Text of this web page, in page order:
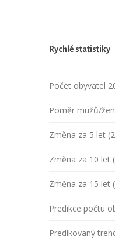
Rychlé statistiky
Počet obyvatel
Poměr mužů/
Změna za 5 let
Změna za 10 let
Změna za 15 let
Predikce počtu
Predikovaný